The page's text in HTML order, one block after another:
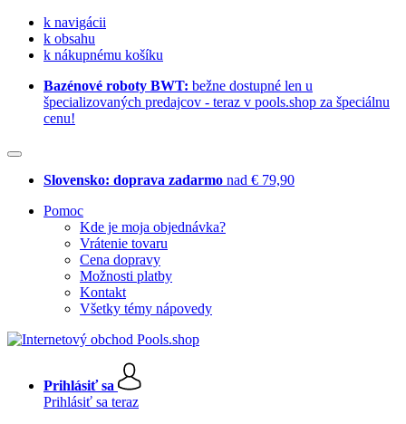
k navigácii
k obsahu
k nákupnému košíku
Bazénové roboty BWT: bežne dostupné len u
špecializovaných predajcov - teraz v pools.shop za špeciálnu
cenu!
Slovensko: doprava zadarmo nad € 79,90
Pomoc
Kde je moja objednávka?
Vrátenie tovaru
Cena dopravy
Možnosti platby
Kontakt
Všetky témy nápovedy
Prihlásiť sa
Prihlásiť sa teraz